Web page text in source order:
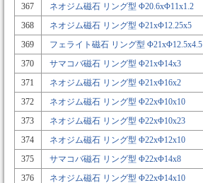
367
ネオジム磁石 リング型 Φ20.6xΦ11x1.2
368
ネオジム磁石 リング型 Φ21xΦ12.25x5
369
フェライト磁石 リング型 Φ21xΦ12.5x4.5
370
サマコバ磁石 リング型 Φ21xΦ14x3
371
ネオジム磁石 リング型 Φ21xΦ16x2
372
ネオジム磁石 リング型 Φ22xΦ10x10
373
ネオジム磁石 リング型 Φ22xΦ10x23
374
ネオジム磁石 リング型 Φ22xΦ12x10
375
サマコバ磁石 リング型 Φ22xΦ14x8
376
ネオジム磁石 リング型 Φ22xΦ14x10